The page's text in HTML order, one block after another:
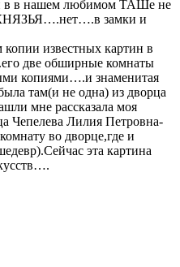
в в нашем любимом ТАШе не
КНЯЗЬЯ….нет….в замки и
известных картин в
две обширные комнаты
копиями….и знаменитая
там(и не одна) из дворца
мне рассказала моя
Чепелева Лилия Петровна-
во дворце,где и
эта картина